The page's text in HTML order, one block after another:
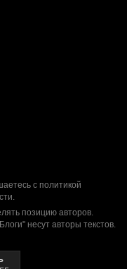
с политикой
.
позицию авторов.
несут авторы текстов.